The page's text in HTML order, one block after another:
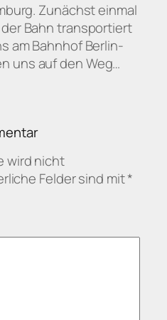
Zunächst einmal
Bahn transportiert
am Bahnhof Berlin-
uns auf den Weg…
wird nicht
Felder sind mit*